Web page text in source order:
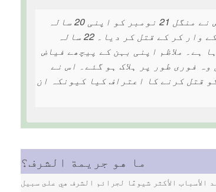
پاکستان کے صوبہ پنجاب کے ضلع مظفر نگر کی تحصیل علی پور میں ایک شخص نے منگل 21 نومبر کو اپنی 20 سالہ
بہن زیتون بی بی اور اس کے 20 سالہ بوائے فرینڈ فیاض حسین کو کلہاڑی کے وار کر کے قتل کر دیا۔ 22 سالہ
ہے۔ ملاظم اپنی بہن کے پیچھے فیاض
فوری طور پر ہلاک ہو گئے۔ اس نے
قتل کرنے کا اعتراف کیا کیونکہ ان
ما هو جريمة الشرف؟
الأسباب الأكثر شيوعًا لجرائم الشرف هي على سبيل